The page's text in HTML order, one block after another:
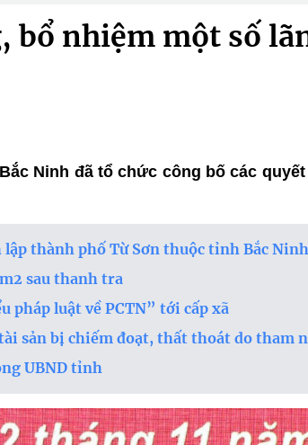
bổ nhiệm một số
Ninh đã tổ chức công bố các
thành phố Từ Sơn thuộc tỉnh Bắc Ninh
sau thanh tra
pháp luật về PCTN” tới cấp xã
sản bị chiếm đoạt, thất thoát do tham
UBND tỉnh